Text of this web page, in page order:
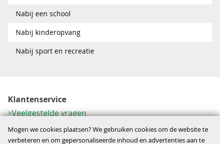
Nabij een school
Nabij kinderopvang
Nabij sport en recreatie
Klantenservice
Veelgestelde vragen
Contactformulier
Herroeping
Mogen we cookies plaatsen? We gebruiken cookies om de website te
verbeteren en om gepersonaliseerde inhoud en advertenties aan te